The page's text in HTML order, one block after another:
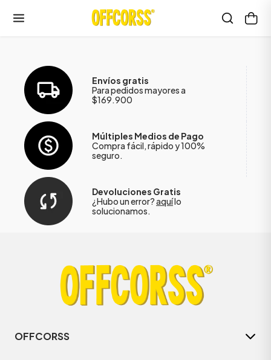
Envíos gratis
Para pedidos mayores a
$169.900
Múltiples Medios de Pago
Compra fácil, rápido y 100%
seguro.
Devoluciones Gratis
¿Hubo un error?aquílo
solucionamos.
OFFCORSS